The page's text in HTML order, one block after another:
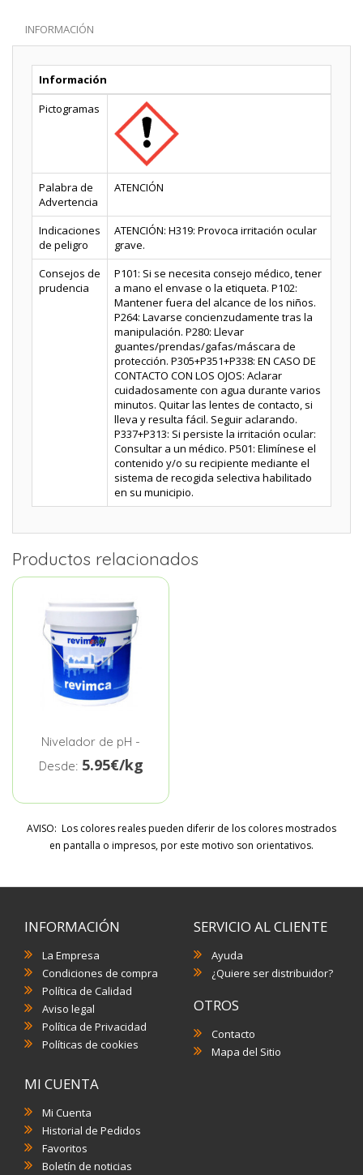
INFORMACIÓN
Información
Pictogramas
Palabra de
Advertencia
ATENCIÓN
Indicaciones
de peligro
ATENCIÓN: H319: Provoca irritación ocular
grave.
Consejos de
prudencia
P101: Si se necesita consejo médico, tener
a mano el envase o la etiqueta. P102:
Mantener fuera del alcance de los niños.
P264: Lavarse concienzudamente tras la
manipulación. P280: Llevar
guantes/prendas/gafas/máscara de
protección. P305+P351+P338: EN CASO DE
CONTACTO CON LOS OJOS: Aclarar
cuidadosamente con agua durante varios
minutos. Quitar las lentes de contacto, si
lleva y resulta fácil. Seguir aclarando.
P337+P313: Si persiste la irritación ocular:
Consultar a un médico. P501: Elimínese el
contenido y/o su recipiente mediante el
sistema de recogida selectiva habilitado
en su municipio.
Productos relacionados
Nivelador de pH -
Desde: 5.95€/kg
AVISO: Los colores reales pueden diferir de los colores mostrados
en pantalla o impresos, por este motivo son orientativos.
INFORMACIÓN
La Empresa
Condiciones de compra
Política de Calidad
Aviso legal
Política de Privacidad
Políticas de cookies
SERVICIO AL CLIENTE
Ayuda
¿Quiere ser distribuidor?
OTROS
Contacto
Mapa del Sitio
MI CUENTA
Mi Cuenta
Historial de Pedidos
Favoritos
Boletín de noticias